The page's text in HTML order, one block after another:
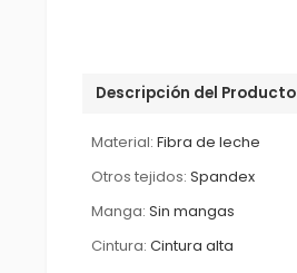
Descripción del Producto
Material: Fibra de leche
Otros tejidos: Spandex
Manga: Sin mangas
Cintura: Cintura alta